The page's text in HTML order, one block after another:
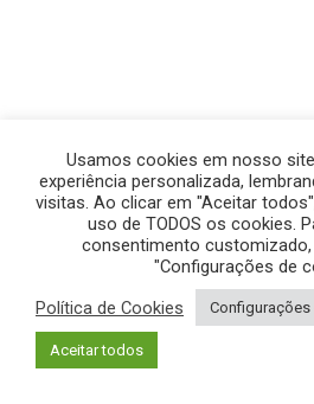
© GEGE PRODUÇÕES – TODOS OS
POLÍTICA DE PRIVACIDADE
Usamos cookies em nosso
experiência personalizada,
visitas. Ao clicar em "Aceitar
uso de TODOS os cookies.
consentimento
"Configurações de
Política de Cookies
Aceitar todos